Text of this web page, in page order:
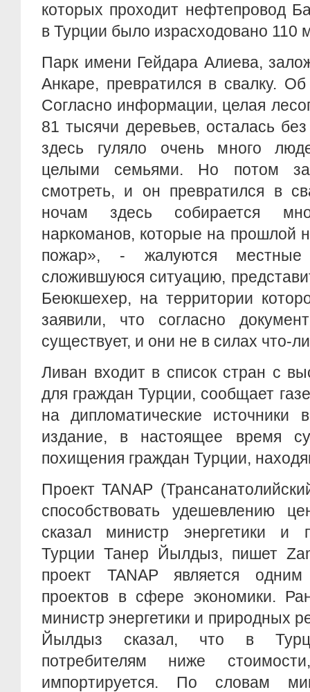
которых проходит нефтепровод
в Турции было израсходовано 110
Парк имени Гейдара Алиева,
Анкаре, превратился в свалку.
Согласно информации, целая
81 тысячи деревьев, осталась
здесь гуляло очень много
целыми семьями. Но потом за
смотреть, и он превратился в
ночам здесь собирается
наркоманов, которые на прошлой
пожар», - жалуются местные
сложившуюся ситуацию,
Беюкшехер, на территории
заявили, что согласно
существует, и они не в силах что-
Ливан входит в список стран с
для граждан Турции, сообщает
на дипломатические источники
издание, в настоящее время
похищения граждан Турции,
Проект TANAP
способствовать удешевлению
сказал министр энергетики и
Турции Танер Йылдыз, пишет
проект TANAP является
проектов в сфере экономики.
министр энергетики и природных
Йылдыз сказал, что в
потребителям ниже
импортируется. По словам